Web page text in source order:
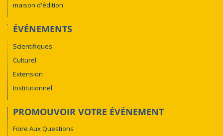
maison d'édition
ÉVÉNEMENTS
Scientifiques
Culturel
Extension
Institutionnel
PROMOUVOIR VOTRE ÉVÉNEMENT
Foire Aux Questions